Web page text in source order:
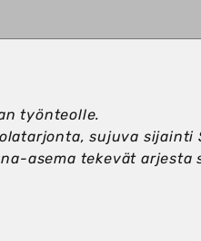
työnteolle.
sujuva
asema tekevät arjesta